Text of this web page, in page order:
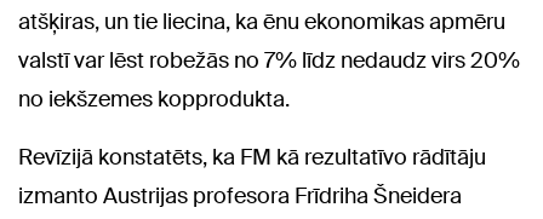
atšķiras, un tie liecina, ka ēnu ekonomikas apmēru
valstī var lēst robežās no 7% līdz nedaudz virs 20%
no iekšzemes kopprodukta.
Revīzijā konstatēts, ka FM kā rezultatīvo rādītāju
izmanto Austrijas profesora Frīdriha Šneidera